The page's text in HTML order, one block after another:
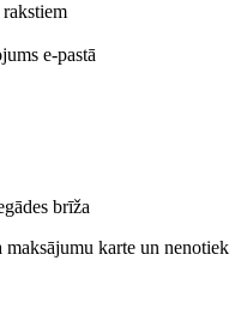
e-pastā
brīža
karte un nenotiek